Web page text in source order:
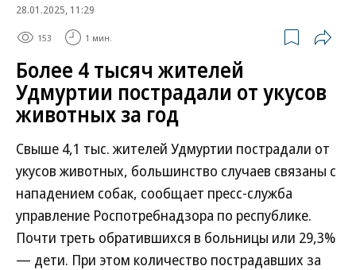
28.01.2025, 11:29
153 1 мин.
Более 4 тысяч жителей
Удмуртии пострадали от укусов
животных за год
Свыше 4,1 тыс. жителей Удмуртии пострадали от
укусов животных, большинство случаев связаны с
нападением собак, сообщает пресс-служба
управление Роспотребнадзора по республике.
Почти треть обратившихся в больницы или 29,3%
— дети. При этом количество пострадавших за